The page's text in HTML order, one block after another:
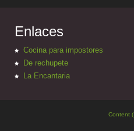
Enlaces
Cocina para impostores
De rechupete
La Encantaria
Content